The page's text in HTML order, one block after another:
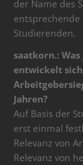
der Name des
Studierenden.
saatkorn.:
entwickelt
Jahren?
Auf Basis der
erst einmal
Relevanz von
Relevanz von